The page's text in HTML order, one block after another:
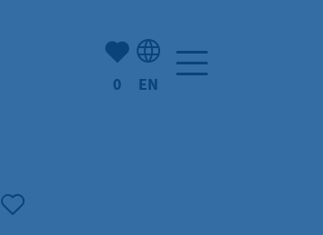
Number of bookmarked
0 EN